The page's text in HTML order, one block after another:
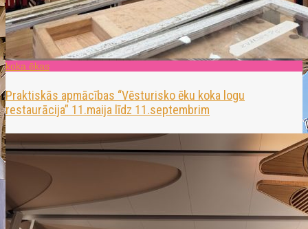
koka ēkas
Praktiskās apmācības “Vēsturisko ēku koka logu
restaurācija” 11.maija līdz 11.septembrim